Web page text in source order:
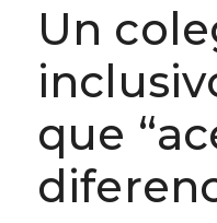
Un
que